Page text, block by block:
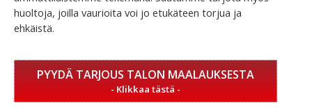
huoltoja, joilla vaurioita voi jo etukäteen torjua ja
ehkäistä.
PYYDÄ TARJOUS TALON MAALAUKSESTA